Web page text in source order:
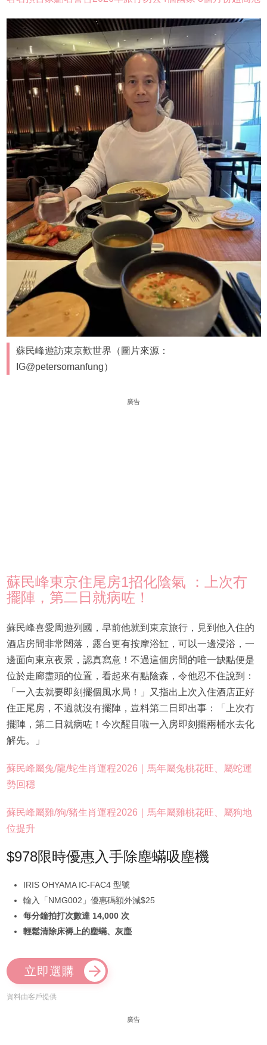
蘇民峰遊訪東京歎世界（圖片來源：
IG@petersomanfung）
廣告
蘇民峰東京住尾房1招化陰氣 ：上次冇
擺陣，第二日就病咗！
蘇民峰喜愛周遊列國，早前他就到東京旅行，見到他入住的
酒店房間非常闊落，露台更有按摩浴缸，可以一邊浸浴，一
邊面向東京夜景，認真寫意！不過這個房間的唯一缺點便是
位於走廊盡頭的位置，看起來有點陰森，令他忍不住說到：
「一入去就要即刻擺個風水局！」又指出上次入住酒店正好
住正尾房，不過就沒有擺陣，豈料第二日即出事：「上次冇
擺陣，第二日就病咗！今次醒目啦一入房即刻擺兩桶水去化
解先。」
蘇民峰屬兔/龍/蛇生肖運程2026｜馬年屬兔桃花旺、屬蛇運
勢回穩
蘇民峰屬雞/狗/豬生肖運程2026｜馬年屬雞桃花旺、屬狗地
位提升
$978限時優惠入手除塵蟎吸塵機
IRIS OHYAMA IC-FAC4 型號
輸入「NMG002」優惠碼額外減$25
每分鐘拍打次數達 14,000 次
輕鬆清除床褥上的塵蟎、灰塵
立即選購
資料由客戶提供
廣告